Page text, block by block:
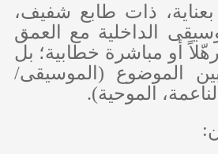
بعناية، ذات طابع شفيف،
الداخلية مع العمق
أو مباشرة خطابية؛ بل
الموضوع (الموسيقى/
الموحية).